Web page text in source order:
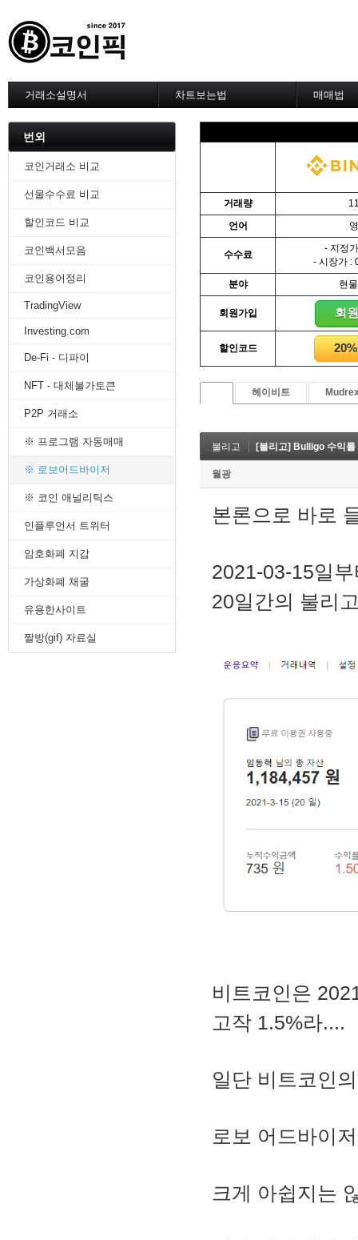
거래소설명서 차트보는법
2. 비트맥스 차트설정
5. 빗썸 차트설정
6. 트레이딩뷰
7. 크립토워치
2. 봉차트
3. 호가창,거래창
10. 데드크로스
1. 캔들 패턴(1)
2. 캔들 패턴(2)
3. 캔들 패턴(3)
--------차트 패턴--------
3. 삼각수렴 패턴 종류
4. 쌍바닥 패턴
5. 데드 캣 바운스 패턴
6. 헤드 앤 숄더 패턴
9. 하이먼민스키 패턴
2. MACD - 수렴확산지수
3. BOL - 볼린저밴드
4. RSI - 상대강도지수
5. FIBO - 피보나치되돌림
6. IKH - 일목평균표
7. D.MOM - 듀얼 모멘텀
10. PSAR - 파라볼릭
11. DMI - 방향운동지수
매매법
3. 골든크
5. MACD
6. RSI 매
7. 볼린저
8. 피보나
9. 거래량
10. 사께
11. 엘리
12. 쌍바
13. 지지
14. 일목
15. DMI
번외
코인거래소 비교
선물수수료 비교
할인코드 비교
코인백서모음
코인용어정리
TradingView
Investing.com
De-Fi - 디파이
NFT - 대체불가토큰
P2P 거래소
※ 프로그램 자동매매
※ 로보어드바이저
※ 코인 애널리틱스
인플루언서 트위터
암호화폐 지갑
가상화폐 채굴
유용한사이트
짤방(gif) 자료실
거래량
언어
수수료
- 지정
- 시장가 :
분야
현물
회원가입 회
할인코드
헤이비트
불리고 [불리고] Bulligo 수익
월광
본론으로 바로
2021-03-15일
20일간의 불리
비트코인은
고작 1.5%라....
일단 비트코인
로보 어드바이
크게 아쉽지는